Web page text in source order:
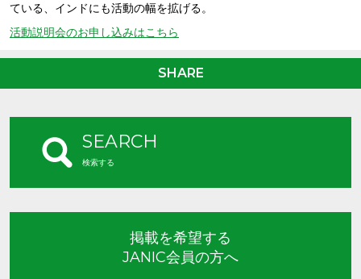
ている、インドにも活動の幅を拡げる。
活動説明会のお申し込みはこちら
SHARE
SEARCH
検索する
掲載を希望する
JANIC会員の方へ